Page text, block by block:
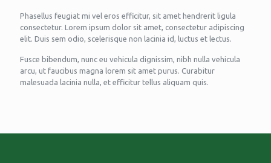
Phasellus feugiat mi vel eros efficitur, sit amet hendrerit ligula
consectetur. Lorem ipsum dolor sit amet, consectetur adipiscing
elit. Duis sem odio, scelerisque non lacinia id, luctus et lectus.
Fusce bibendum, nunc eu vehicula dignissim, nibh nulla vehicula
arcu, ut faucibus magna lorem sit amet purus. Curabitur
malesuada lacinia nulla, et efficitur tellus aliquam quis.